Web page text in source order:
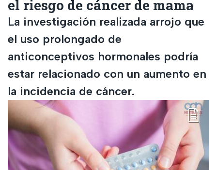
el riesgo de cáncer de mama
La investigación realizada arrojo que
el uso prolongado de
anticonceptivos hormonales podría
estar relacionado con un aumento en
la incidencia de cáncer.